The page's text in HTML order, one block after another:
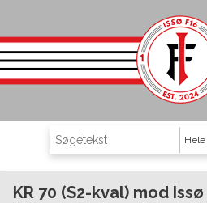
KR 70 (S2-kval) mod